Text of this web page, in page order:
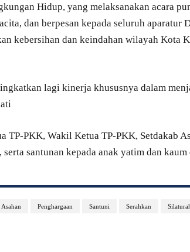
Hidup, yang melaksanakan acara
dan berpesan kepada seluruh aparatur
kebersihan dan keindahan wilayah Kota
lagi kinerja khususnya dalam
TP-PKK, Wakil Ketua TP-PKK, Setdakab
santunan kepada anak yatim dan
Penghargaan Santuni Serahkan